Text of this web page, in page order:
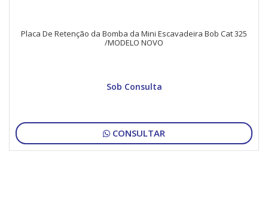
Placa De Retenção da Bomba da Mini Escavadeira Bob Cat 325
/MODELO NOVO
Sob Consulta
CONSULTAR